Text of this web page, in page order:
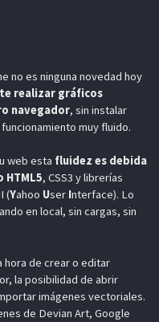
no es ninguna novedad hoy
realizar gráficos
navegador, sin instalar
muy fluido.
web esta fluidez es debida
, CSS3 y librerías
(Yahoo User Interface). Lo
en local, sin cargas, sin
hora de crear o editar
la posibilidad de abrir
imágenes vectoriales.
de Devian Art, Google